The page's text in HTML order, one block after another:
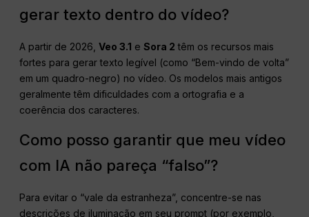
gerar texto dentro do vídeo?
A partir de 2026,Veo 3.1 eSora 2 têm os recursos mais
fortes para gerar texto legível (como “Bem-vindo de volta”
em um quadro-negro) no vídeo. Os modelos mais antigos
geralmente têm dificuldades com a ortografia e a
coerência dos caracteres.
Como posso garantir que meu vídeo
com IA não pareça “falso”?
Para evitar o “vale da estranheza”, concentre-se nas
descrições de iluminação em seu prompt (por exemplo,